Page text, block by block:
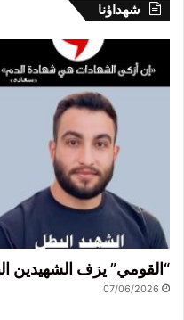
شهداؤنا
“القومي” يزف الشهيدين
07/06/2026